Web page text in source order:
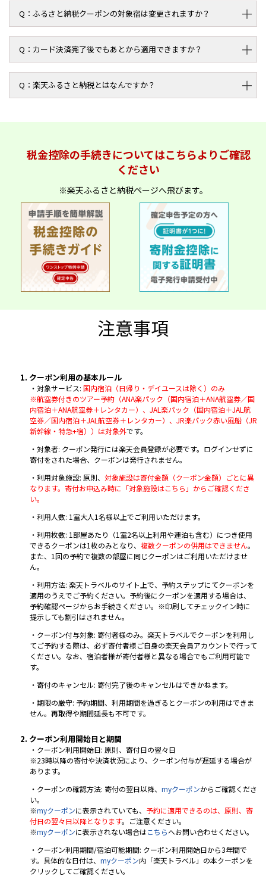
ふるさと納税クーポンの対象宿は変更されますか？
カード決済完了後でもあとから適用できますか？
楽天ふるさと納税とはなんですか？
税金控除の手続きについてはこちらよりご確認
ください
※楽天ふるさと納税ページへ飛びます。
注意事項
1. クーポン利用の基本ルール
・対象サービス: 国内宿泊（日帰り・デイユースは除く）のみ
※航空券付きのツアー予約（ANA楽パック（国内宿泊＋ANA航空券／国
内宿泊＋ANA航空券＋レンタカー）、JAL楽パック（国内宿泊＋JAL航
空券／国内宿泊＋JAL航空券＋レンタカー）、JR楽パック赤い風船（JR
新幹線・特急+宿））は対象外です。
・対象者: クーポン発行には楽天会員登録が必要です。ログインせずに
寄付をされた場合、クーポンは発行されません。
・利用対象施設: 原則、 対象施設は寄付金額（クーポン金額）ごとに異
なります。寄付お申込み時に「対象施設はこちら」からご確認くださ
い。
・利用人数: 1室大人1名様以上でご利用いただけます。
・利用枚数: 1部屋あたり（1室2名以上利用や連泊も含む）につき使用
できるクーポンは1枚のみとなり、 複数クーポンの併用はできません。
また、1回の予約で複数の部屋に同じクーポンはご利用いただけませ
ん。
・利用方法: 楽天トラベルのサイト上で、予約ステップにてクーポンを
適用のうえでご予約ください。予約後にクーポンを適用する場合は、
予約確認ページからお手続きください。※印刷してチェックイン時に
提示しても割引はされません。
・クーポン付与対象: 寄付者様のみ。楽天トラベルでクーポンを利用し
てご予約する際は、必ず寄付者様ご自身の楽天会員アカウントで行って
ください。なお、宿泊者様が寄付者様と異なる場合でもご利用可能で
す。
・寄付のキャンセル: 寄付完了後のキャンセルはできかねます。
・期限の厳守: 予約期間、利用期間を過ぎるとクーポンの利用はできま
せん。再取得や期間延長も不可です。
2. クーポン利用開始日と期間
・クーポン利用開始日: 原則、寄付日の翌々日
※23時以降の寄付や決済状況により、クーポン付与が遅延する場合が
あります。
・クーポンの確認方法: 寄付の翌日以降、 myクーポンからご確認くださ
い。
※myクーポンに表示されていても、 予約に適用できるのは、原則、寄
付日の翌々日以降となります。ご注意ください。
※myクーポンに表示されない場合はこちらへお問い合わせください。
・クーポン利用期間/宿泊可能期間: クーポン利用開始日から3年間で
す。具体的な日付は、 myクーポン内「楽天トラベル」の本クーポンを
クリックしてご確認ください。